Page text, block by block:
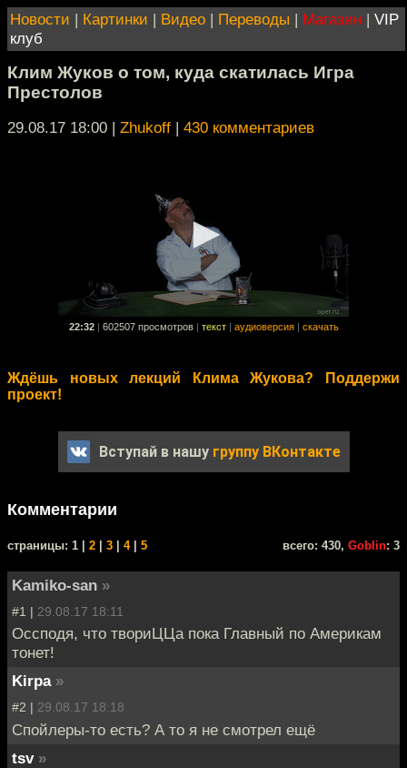
Новости | Картинки | Видео | Переводы | Магазин | VIP
клуб
Клим Жуков о том, куда скатилась Игра
Престолов
29.08.17 18:00 | Zhukoff | 430 комментариев
22:32 602507 просмотров текст аудиоверсия скачать
Ждёшь новых лекций Клима Жукова? Поддержи
проект!
Вступай в нашу группу ВКонтакте
Комментарии
cтраницы: 1 | 2 3 4| 5 всего: 430, Goblin: 3
Kamiko-san »
#1 | 29.08.17 18:11
Оссподя, что твориЦЦа пока Главный по Америкам
тонет!
Kirpa »
#2 | 29.08.17 18:18
Спойлеры-то есть? А то я не смотрел ещё
tsv »